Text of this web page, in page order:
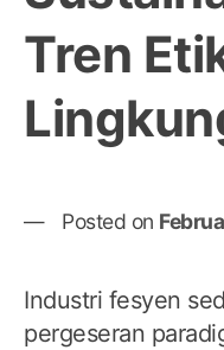
Tren
Posted on
Industri fesyen
pergeseran